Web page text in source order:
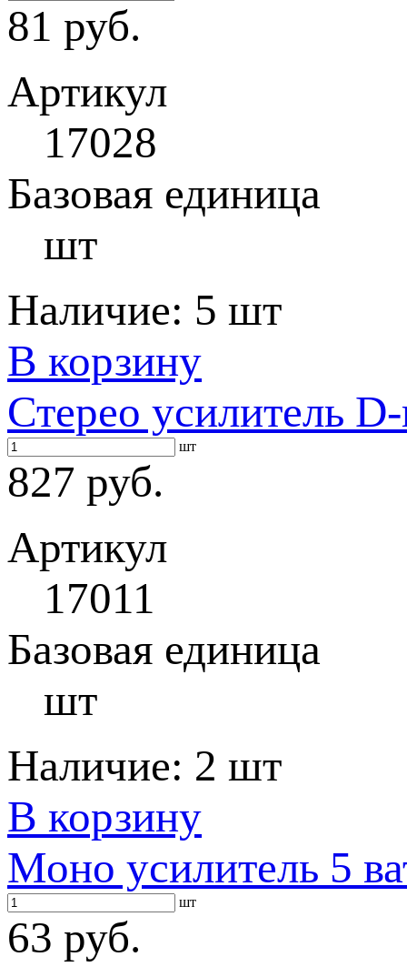
81 руб.
Артикул
17028
Базовая единица
шт
Наличие: 5 шт
В корзину
Стерео усилитель
шт
827 руб.
Артикул
17011
Базовая единица
шт
Наличие: 2 шт
В корзину
Моно усилитель 5
шт
63 руб.